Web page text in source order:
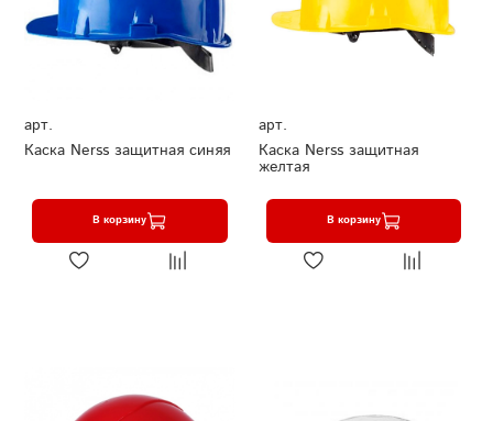
арт.
Каска Nerss защитная синяя
В корзину
арт.
Каска Nerss защитная
желтая
В корзину